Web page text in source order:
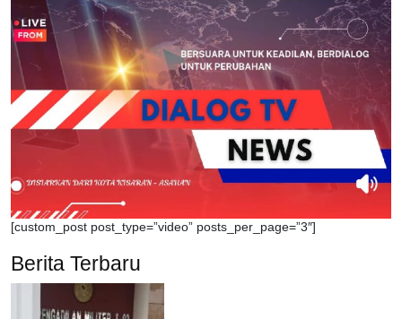
[custom_post post_type=”video” posts_per_page=”3″]
Berita Terbaru